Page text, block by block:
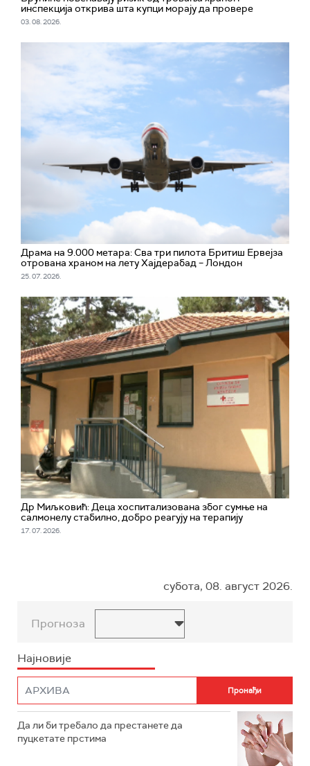
инспекција открива шта купци морају да провере
03. 08. 2026.
Драма на 9.000 метара: Сва три пилота Бритиш Ервејза
отрована храном на лету Хајдерабад – Лондон
25. 07. 2026.
Др Миљковић: Деца хоспитализована због сумње на
салмонелу стабилно, добро реагују на терапију
17. 07. 2026.
субота, 08. август 2026.
Прогноза
Најновије
Да ли би требало да престанете да
пуцкетате прстима